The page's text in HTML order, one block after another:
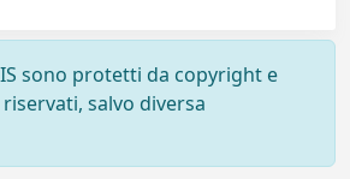
sono protetti da copyright e
salvo diversa